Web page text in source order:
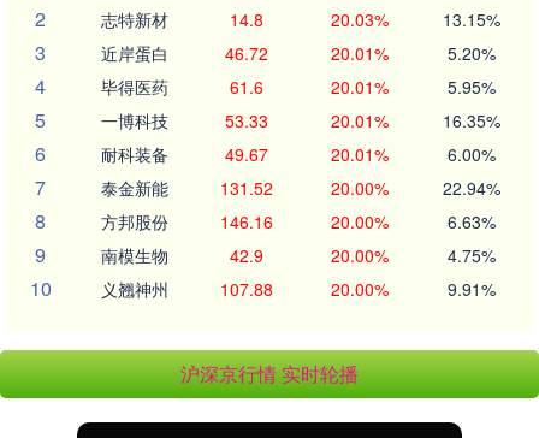
2 志特新材 14.8 20.03% 13.15%
3 近岸蛋白 46.72 20.01% 5.20%
4 毕得医药 61.6 20.01% 5.95%
5 一博科技 53.33 20.01% 16.35%
6 耐科装备 49.67 20.01% 6.00%
7 泰金新能 131.52 20.00% 22.94%
8 方邦股份 146.16 20.00% 6.63%
9 南模生物 42.9 20.00% 4.75%
10 义翘神州 107.88 20.00% 9.91%
沪深京行情 实时轮播